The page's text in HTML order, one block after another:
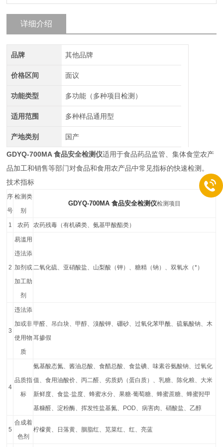
详细介绍
品牌 其他品牌
价格区间 面议
功能类型 多功能（多种项目检测）
适用范围 多种样品通用型
产地类别 国产
GDYQ-700MA 食品安全检测仪适用于食品药品监管、集体食堂农产
品加工和销售等部门对食品和食用农产品中常见指标的快速检测。
技术指标
序
号
检测类
别
GDYQ-700MA 食品安全检测仪检测项目
1 农药 农药残毒（有机磷类、氨基甲酸酯类）
2
易滥用
违法添
加剂或
加工助
剂
二氧化硫、亚硝酸盐、山梨酸（钾）、糖精（钠）、双氧水（*）
3
违法添
加或非
使用物
质
甲醛、吊白块、甲醇、溴酸钾、硼砂、过氧化苯甲酰、硫氰酸钠、木
耳掺假
4
品质指
标
氨基酸态氮、酱油总酸、食醋总酸、食盐碘、味素谷氨酸钠、过氧化
值、食用油酸价、丙二醛、劣质奶（蛋白质）、乳糖、陈化粮、大米
新鲜度、食盐·盐度、蜂蜜水分、果糖·葡萄糖、蜂蜜蔗糖、蜂蜜羟甲
基糠醛、淀粉酶、挥发性盐基氮、POD、病害肉、硝酸盐、乙醇
5
合成着
色剂
柠檬黄、日落黄、胭脂红、苋菜红、红、亮蓝